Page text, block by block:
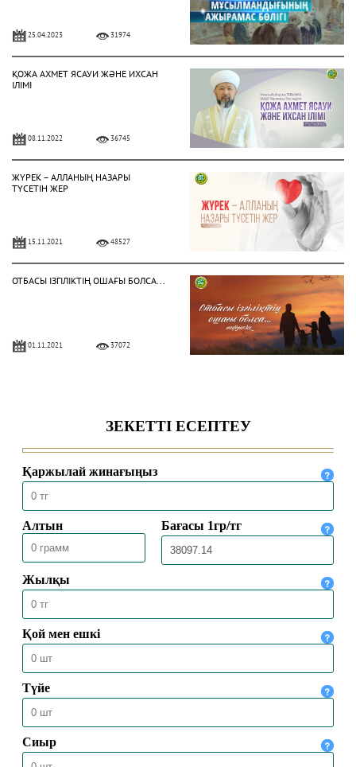
25.04.2023 31974
ҚОЖА АХМЕТ ЯСАУИ ЖӘНЕ ИХСАН
ІЛІМІ
08.11.2022 36745
ЖҮРЕК – АЛЛАНЫҢ НАЗАРЫ
ТҮСЕТІН ЖЕР
15.11.2021 48527
ОТБАСЫ ІЗГІЛІКТІҢ ОШАҒЫ БОЛСА...
01.11.2021 37072
28.09.2021 21919
БІЛІМ ІЗДЕНУ (ПАЙДАЛЫ ІЛІМ)
26.08.2021